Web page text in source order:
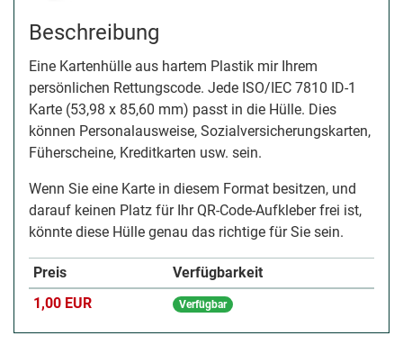
Beschreibung
Eine Kartenhülle aus hartem Plastik mir Ihrem
persönlichen Rettungscode. Jede ISO/IEC 7810 ID-1
Karte (53,98 x 85,60 mm) passt in die Hülle. Dies
können Personalausweise, Sozialversicherungskarten,
Füherscheine, Kreditkarten usw. sein.
Wenn Sie eine Karte in diesem Format besitzen, und
darauf keinen Platz für Ihr QR-Code-Aufkleber frei ist,
könnte diese Hülle genau das richtige für Sie sein.
Preis
Verfügbarkeit
1,00 EUR
Verfügbar